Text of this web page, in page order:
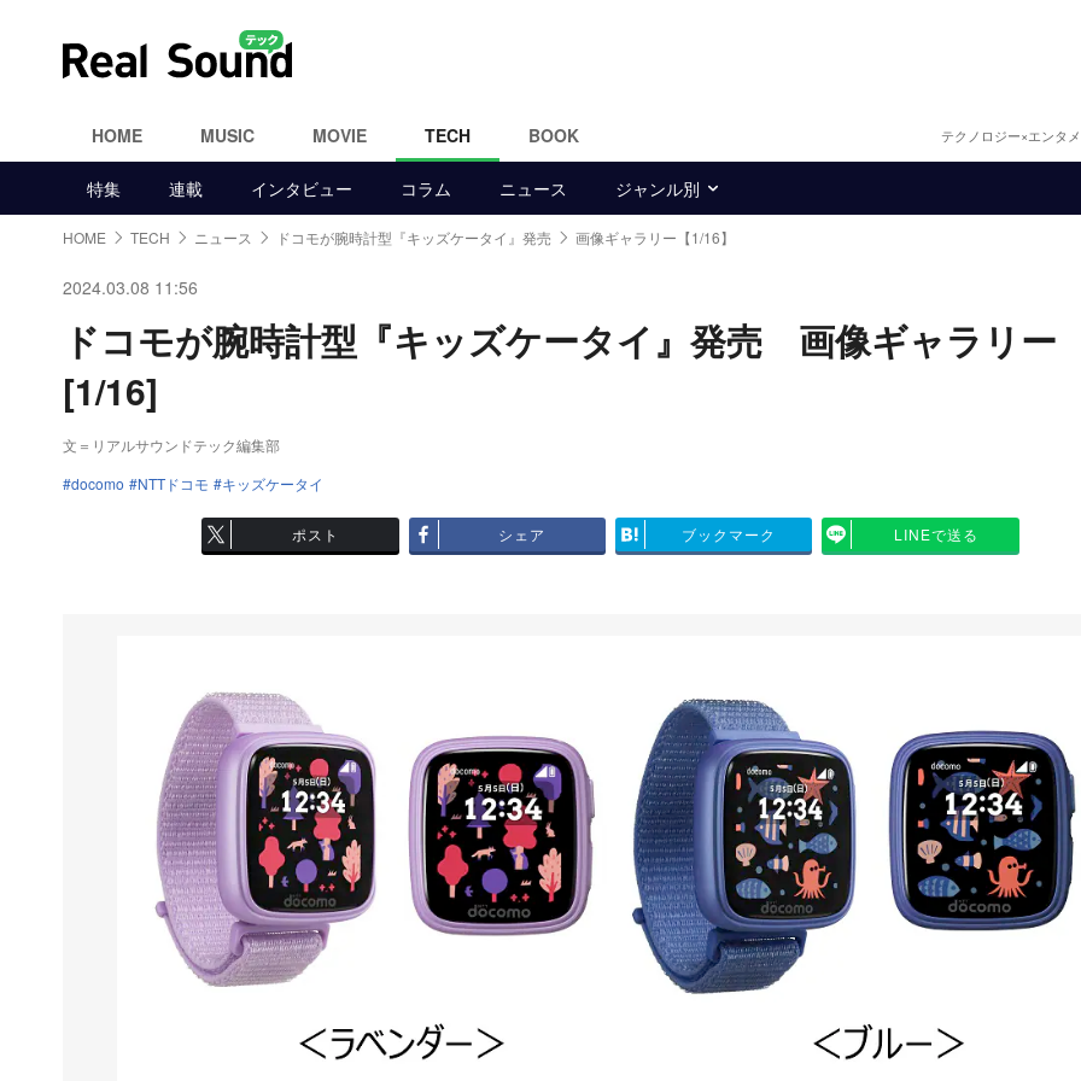
HOME MUSIC MOVIE TECH BOOK テクノロジー×エンタ
特集 連載 インタビュー コラム ニュース ジャンル別
HOME TECH ニュース ドコモが腕時計型『キッズケータイ』発売 画像ギャラリー【1/16】
2024.03.08 11:56
ドコモが腕時計型『キッズケータイ』発売 画像ギャラリー
[1/16]
文＝リアルサウンドテック編集部
docomo
NTTドコモ キッズケータイ
ポスト シェア ブックマーク LINEで送る